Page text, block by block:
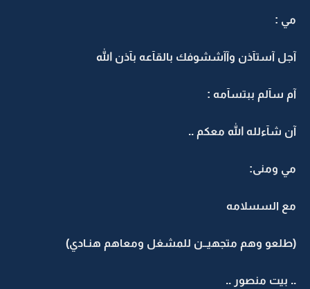
مي :
آجل آستآذن وآآششوفك بالقآعه بآذن الله
آم سآلم ببتسآمه :
آن شآءلله الله معكم ..
مي ومنى:
مع السسلامه
(طلعو وهم متجهيــن للمشغل ومعاهم هنـادي)
.. بيت منصور ..